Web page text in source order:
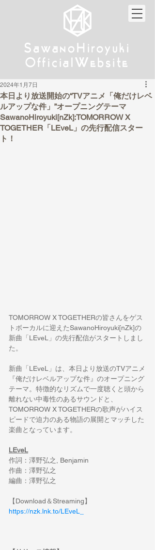
Sa wanoHiroyuki
Official W ebsite
Sa wanoHiroyuki
Official W ebsite
本日より放送開始の“TVアニメ「俺だけレベ
ルアップな件」”オープニングテーマ
SawanoHiroyuki[nZk]:TOMORROW X
TOGETHER「LEveL」の先行配信スター
ト！
2024年1月7日
TOMORROW X TOGETHERの皆さんをゲス
トボーカルに迎えたSawanoHiroyuki[nZk]の
新曲「 LEveL 」の先行配信がスタートしまし
た。
新曲「 LEveL 」は、本日より放送のTVアニメ
『俺だけレベルアップな件』のオープニング
テーマ。特徴的なリズムで一度聴くと頭から
離れない中毒性のあるサウンドと、
TOMORROW X TOGETHERの歌声がハイス
ピードで迫力のある物語の展開とマッチした
楽曲となっています。
LEveL
作詞：澤野弘之
, Benjamin
作曲：澤野弘之
編曲：澤野弘之
【Download＆Streaming】
https://nzk.lnk.to/LEveL_